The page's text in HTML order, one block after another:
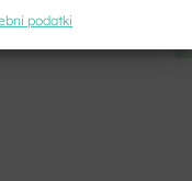
podatki